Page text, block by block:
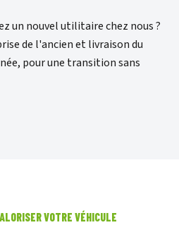
un nouvel utilitaire chez nous ?
de l'ancien et livraison du
pour une transition sans
VOTRE VÉHICULE